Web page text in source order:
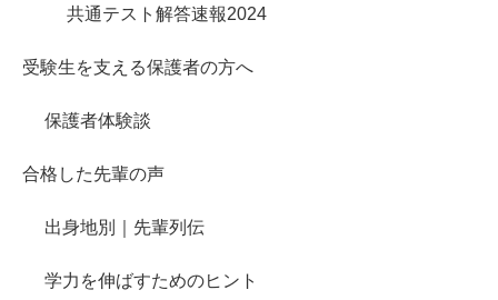
共通テスト解答速報2024
受験生を支える保護者の方へ
保護者体験談
合格した先輩の声
出身地別｜先輩列伝
学力を伸ばすためのヒント